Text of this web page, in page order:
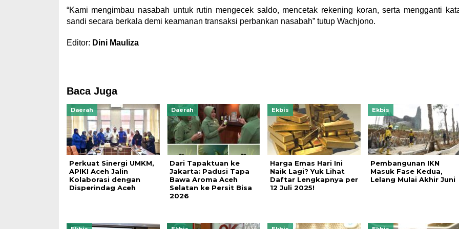
“Kami mengimbau nasabah untuk rutin mengecek saldo, mencetak rekening koran, serta mengganti
sandi secara berkala demi keamanan transaksi perbankan nasabah” tutup Wachjono.
Editor: Dini Mauliza
Baca Juga
Daerah
Perkuat Sinergi UMKM,
APIKI Aceh Jalin
Kolaborasi dengan
Disperindag Aceh
Daerah
Dari Tapaktuan ke
Jakarta: Padusi Tapa
Bawa Aroma Aceh
Selatan ke Persit Bisa
2026
Ekbis
Harga Emas Hari Ini
Naik Lagi? Yuk Lihat
Daftar Lengkapnya per
12 Juli 2025!
Ekbis
Pembangunan IKN
Masuk Fase Kedua,
Lelang Mulai Akhir Juni